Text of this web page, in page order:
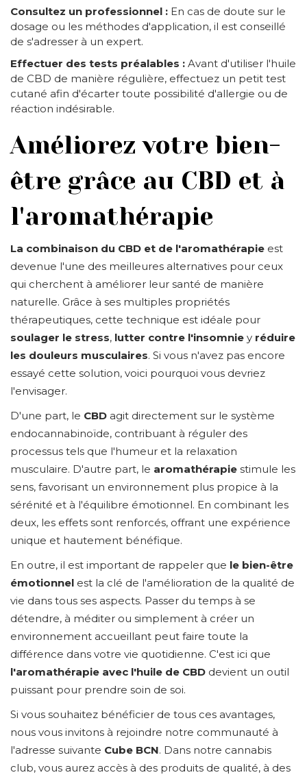
Consultez un professionnel : En cas de doute sur le
dosage ou les méthodes d'application, il est conseillé
de s'adresser à un expert.
Effectuer des tests préalables : Avant d'utiliser l'huile
de CBD de manière régulière, effectuez un petit test
cutané afin d'écarter toute possibilité d'allergie ou de
réaction indésirable.
Améliorez votre bien-
être grâce au CBD et à
l'aromathérapie
La combinaison du CBD et de l'aromathérapie est
devenue l'une des meilleures alternatives pour ceux
qui cherchent à améliorer leur santé de manière
naturelle. Grâce à ses multiples propriétés
thérapeutiques, cette technique est idéale pour
soulager le stress, lutter contre l'insomnie y réduire
les douleurs musculaires. Si vous n'avez pas encore
essayé cette solution, voici pourquoi vous devriez
l'envisager.
D'une part, le CBD agit directement sur le système
endocannabinoïde, contribuant à réguler des
processus tels que l'humeur et la relaxation
musculaire. D'autre part, le aromathérapie stimule les
sens, favorisant un environnement plus propice à la
sérénité et à l'équilibre émotionnel. En combinant les
deux, les effets sont renforcés, offrant une expérience
unique et hautement bénéfique.
En outre, il est important de rappeler que le bien-être
émotionnel est la clé de l'amélioration de la qualité de
vie dans tous ses aspects. Passer du temps à se
détendre, à méditer ou simplement à créer un
environnement accueillant peut faire toute la
différence dans votre vie quotidienne. C'est ici que
l'aromathérapie avec l'huile de CBD devient un outil
puissant pour prendre soin de soi.
Si vous souhaitez bénéficier de tous ces avantages,
nous vous invitons à rejoindre notre communauté à
l'adresse suivante Cube BCN. Dans notre cannabis
club, vous aurez accès à des produits de qualité, à des